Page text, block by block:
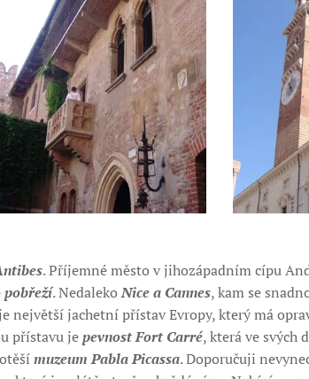
. Příjemné město v jihozápadním cípu
pobřeží. NedalekoNice a Cannes, kam se
největší jachetní přístav Evropy, který má
přístavu jepevnost Fort Carré, která ve svých
muzeum Pabla Picassa. Doporučuji